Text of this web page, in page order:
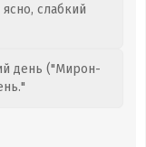
слабкий
день ("Мирон-